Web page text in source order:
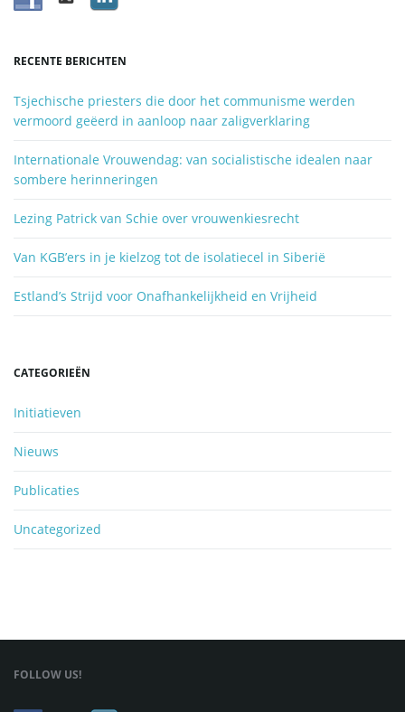
o
z
e
k
n
.
.
RECENTE BERICHTEN
Tsjechische priesters die door het communisme werden
vermoord geëerd in aanloop naar zaligverklaring
Internationale Vrouwendag: van socialistische idealen naar
sombere herinneringen
Lezing Patrick van Schie over vrouwenkiesrecht
Van KGB’ers in je kielzog tot de isolatiecel in Siberië
Estland’s Strijd voor Onafhankelijkheid en Vrijheid
CATEGORIEËN
Initiatieven
Nieuws
Publicaties
Uncategorized
FOLLOW US!